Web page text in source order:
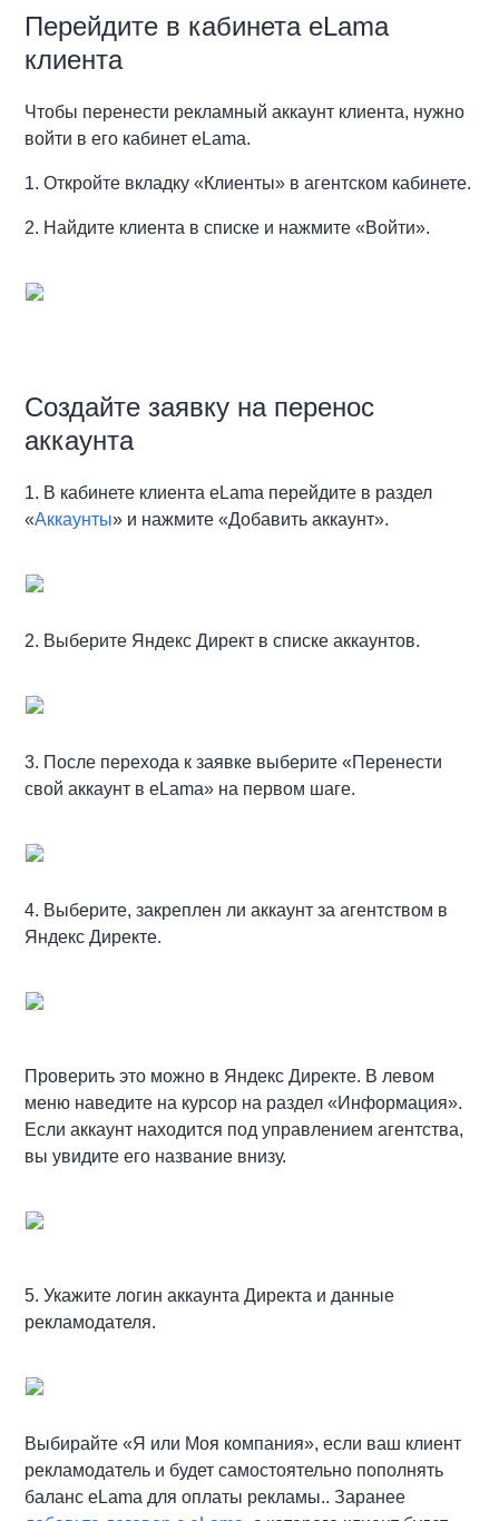
Перейдите в кабинета eLama
клиента
Чтобы перенести рекламный аккаунт клиента, нужно
войти в его кабинет eLama.
1. Откройте вкладку «Клиенты» в агентском кабинете.
2. Найдите клиента в списке и нажмите «Войти».
Создайте заявку на перенос
аккаунта
1. В кабинете клиента eLama перейдите в раздел
«Аккаунты» и нажмите «Добавить аккаунт».
2. Выберите Яндекс Директ в списке аккаунтов.
3. После перехода к заявке выберите «Перенести
свой аккаунт в eLama» на первом шаге.
4. Выберите, закреплен ли аккаунт за агентством в
Яндекс Директе.
Проверить это можно в Яндекс Директе. В левом
меню наведите на курсор на раздел «Информация».
Если аккаунт находится под управлением агентства,
вы увидите его название внизу.
5. Укажите логин аккаунта Директа и данные
рекламодателя.
Выбирайте «Я или Моя компания», если ваш клиент
рекламодатель и будет самостоятельно пополнять
баланс eLama для оплаты рекламы.. Заранее